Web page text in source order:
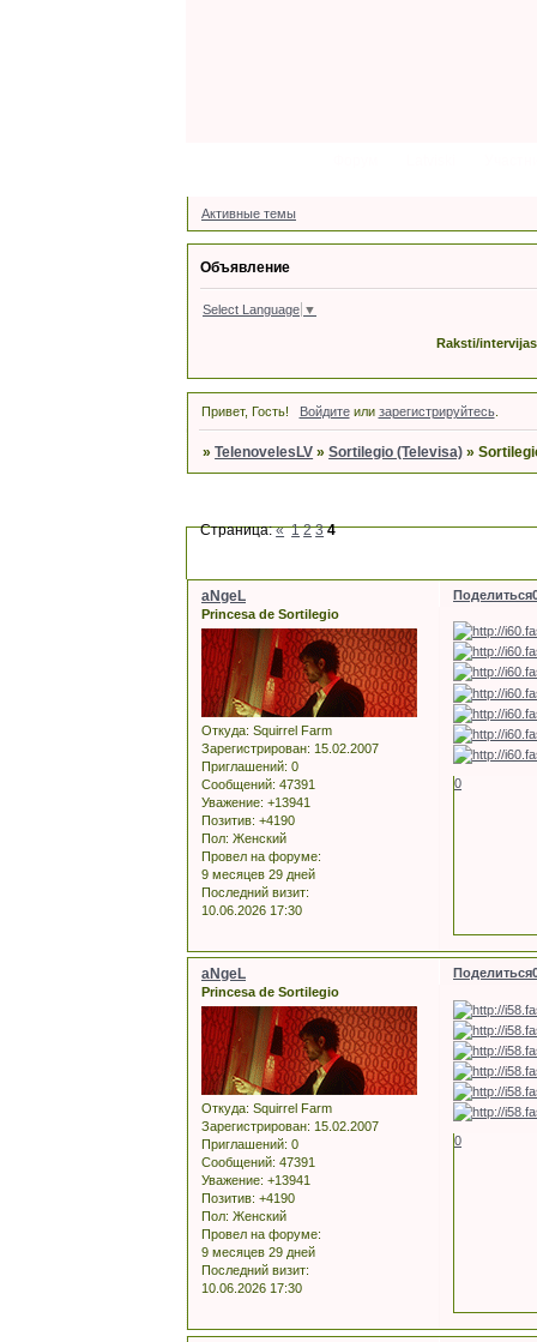
Активные темы
Объявление
Select Language ▼
Raksti/
Привет, Гость! Войдитеили зарегистрируйтесь.
»TelenovelesLV »Sortilegio (Televisa) »
Страница:« 1 2 3 4
Поделиться
aNgeL
Princesa de Sortilegio
Откуда: Squirrel Farm
Зарегистрирован: 15.02.2007
Приглашений: 0
Сообщений: 47391
Уважение: +13941
Позитив: +4190
Пол: Женский
Провел на форуме:
9 месяцев 29 дней
Последний визит:
10.06.2026 17:30
0
Поделиться
aNgeL
Princesa de Sortilegio
Откуда: Squirrel Farm
Зарегистрирован: 15.02.2007
Приглашений: 0
Сообщений: 47391
Уважение: +13941
Позитив: +4190
Пол: Женский
Провел на форуме:
9 месяцев 29 дней
Последний визит:
10.06.2026 17:30
0